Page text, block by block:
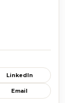
LinkedIn
Email